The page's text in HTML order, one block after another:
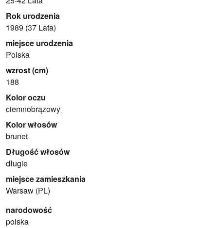
Rok urodzenia
1989 (37 Lata)
miejsce urodzenia
Polska
wzrost (cm)
188
Kolor oczu
ciemnobrązowy
Kolor włosów
brunet
Długość włosów
długie
miejsce zamieszkania
Warsaw (PL)
narodowość
polska